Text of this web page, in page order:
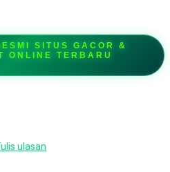
SITUS GACOR &
ONLINE TERBARU
Tulis ulasan